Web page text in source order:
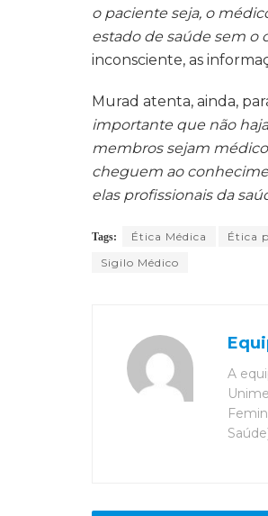
o paciente seja, o
estado de saúde sem o
inconsciente, as
Murad atenta, ainda,
importante que não
membros sejam
cheguem ao
elas profissionais da
Tags: Ética Médica Ética
Sigilo Médico
A